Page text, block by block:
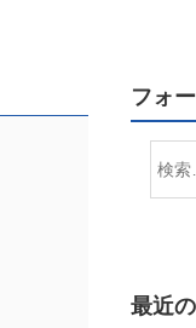
フォ
最近